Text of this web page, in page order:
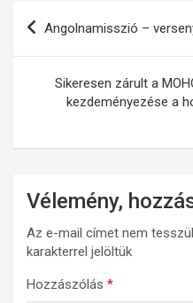
Bejegyzés
navigáció
Angolnamisszió –
Sikeresen zárult a
kezdeményezése a
Vélemény,
Az e-mail címet nem
karakterrel jelöltük
Hozzászólás *